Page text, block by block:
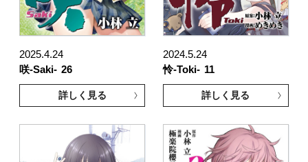
2025.4.24
咲-Saki- 26
詳しく見る
2024.5.24
怜-Toki- 11
詳しく見る